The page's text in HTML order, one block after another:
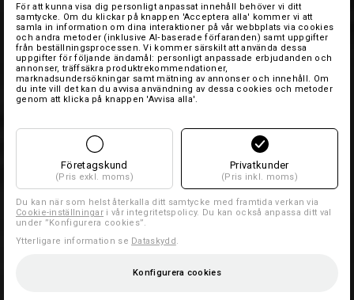
För att kunna visa dig personligt anpassat innehåll behöver vi ditt
samtycke. Om du klickar på knappen 'Acceptera alla' kommer vi att
samla in information om dina interaktioner på vår webbplats via cookies
och andra metoder (inklusive AI‑baserade förfaranden) samt uppgifter
från beställningsprocessen. Vi kommer särskilt att använda dessa
uppgifter för följande ändamål: personligt anpassade erbjudanden och
annonser, träffsäkra produktrekommendationer,
marknadsundersökningar samt mätning av annonser och innehåll. Om
du inte vill det kan du avvisa användning av dessa cookies och metoder
genom att klicka på knappen 'Avvisa alla'.
Företagskund
(Pris exkl. moms)
Privatkunder
(Pris inkl. moms)
Du kan när som helst återkalla ditt samtycke med framtida verkan via
Cookie-inställningar i vår integritetspolicy. Du kan också anpassa ditt val
under ”Konfigurera cookies”.
Ytterligare information se Dataskydd
Konfigurera cookies